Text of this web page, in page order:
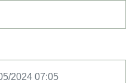
2024 07:05